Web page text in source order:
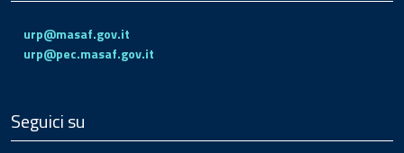
urp@masaf.gov.it
urp@pec.masaf.gov.it
Seguici su